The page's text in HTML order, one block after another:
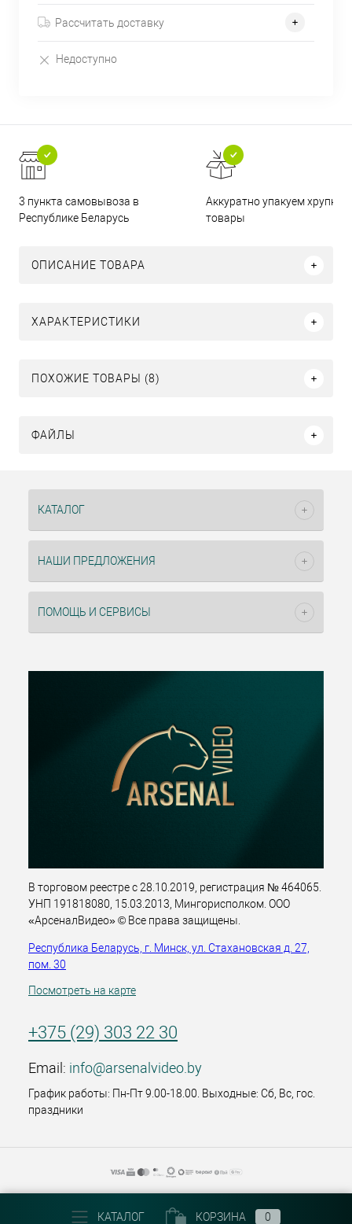
Рассчитать доставку
Недоступно
3 пункта самовывоза в
Республике Беларусь
Аккуратно упакуем хрупкие
товары
ОПИСАНИЕ ТОВАРА
ХАРАКТЕРИСТИКИ
ПОХОЖИЕ ТОВАРЫ (8)
ФАЙЛЫ
КАТАЛОГ
НАШИ ПРЕДЛОЖЕНИЯ
ПОМОЩЬ И СЕРВИСЫ
В торговом реестре с 28.10.2019, регистрация № 464065.
УНП 191818080, 15.03.2013, Мингорисполком. ООО
«АрсеналВидео» © Все права защищены.
Республика Беларусь, г. Минск, ул. Стахановская д. 27,
пом. 30
Посмотреть на карте
+375 (29) 303 22 30
Email: info@arsenalvideo.by
График работы: Пн-Пт 9.00-18.00. Выходные: Сб, Вс, гос.
праздники
КАТАЛОГ КОРЗИНА 0